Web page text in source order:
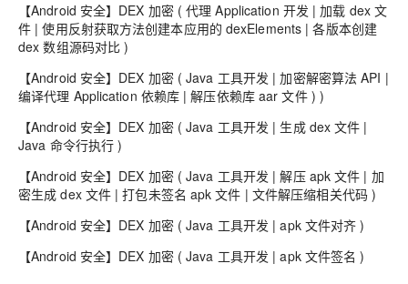
【Android 安全】DEX 加密 ( 代理 Application 开发 | 加载 dex 文
件 | 使用反射获取方法创建本应用的 dexElements | 各版本创建
dex 数组源码对比 )
【Android 安全】DEX 加密 ( Java 工具开发 | 加密解密算法 API |
编译代理 Application 依赖库 | 解压依赖库 aar 文件 ) )
【Android 安全】DEX 加密 ( Java 工具开发 | 生成 dex 文件 |
Java 命令行执行 )
【Android 安全】DEX 加密 ( Java 工具开发 | 解压 apk 文件 | 加
密生成 dex 文件 | 打包未签名 apk 文件 | 文件解压缩相关代码 )
【Android 安全】DEX 加密 ( Java 工具开发 | apk 文件对齐 )
【Android 安全】DEX 加密 ( Java 工具开发 | apk 文件签名 )